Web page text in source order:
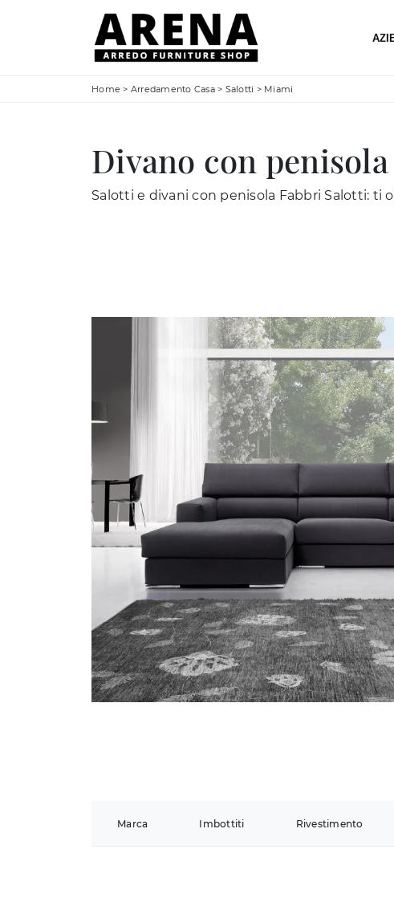
Home > Arredamento Casa> Salotti > Miami
Divano con
Salotti e divani con penisola Fabbri Salotti: ti
Marca Imbottiti Rivestimento